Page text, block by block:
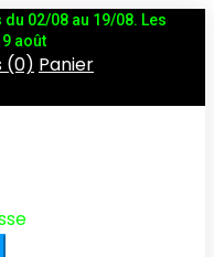
02/08 au 19/08. Les
août
(0) Panier